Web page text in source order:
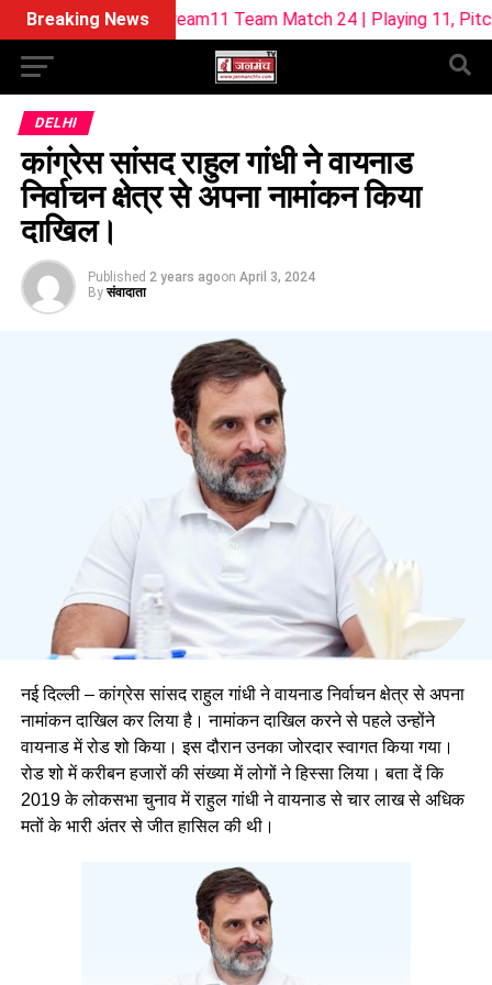
Breaking News
W Dream11 Team Match 24 | Playing 11, Pitch Report &
DELHI
कांग्रेस सांसद राहुल गांधी ने वायनाड
निर्वाचन क्षेत्र से अपना नामांकन किया
दाखिल।
Published 2 years agoon April 3, 2024
By संवादाता
नई दिल्ली – कांग्रेस सांसद राहुल गांधी ने वायनाड निर्वाचन क्षेत्र से अपना
नामांकन दाखिल कर लिया है। नामांकन दाखिल करने से पहले उन्होंने
वायनाड में रोड शो किया। इस दौरान उनका जोरदार स्वागत किया गया।
रोड शो में करीबन हजारों की संख्या में लोगों ने हिस्सा लिया। बता दें कि
2019 के लोकसभा चुनाव में राहुल गांधी ने वायनाड से चार लाख से अधिक
मतों के भारी अंतर से जीत हासिल की थी।